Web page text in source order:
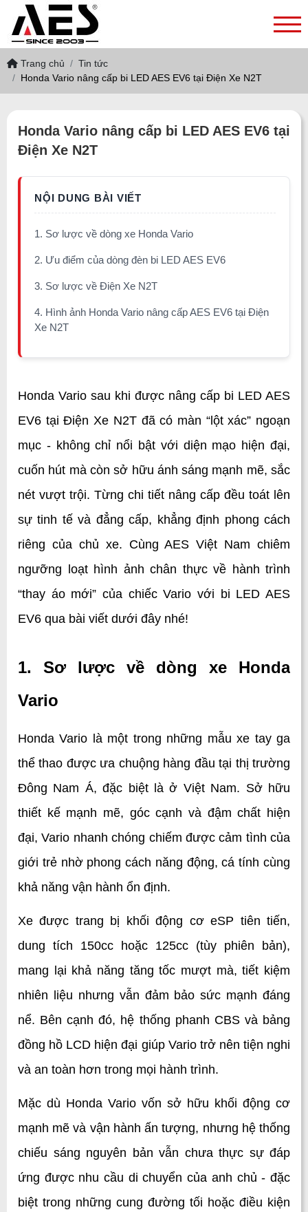
Trang chủ
Tin tức
Honda Vario nâng cấp bi LED AES EV6 tại Điện Xe N2T
Honda Vario nâng cấp bi LED AES EV6 tại
Điện Xe N2T
1. Sơ lược về dòng xe Honda Vario
2. Ưu điểm của dòng đèn bi LED AES EV6
3. Sơ lược về Điện Xe N2T
4. Hình ảnh Honda Vario nâng cấp AES EV6 tại Điện
Xe N2T
Honda Vario sau khi được nâng cấp bi LED AES
EV6 tại Điện Xe N2T đã có màn “lột xác” ngoạn
mục - không chỉ nổi bật với diện mạo hiện đại,
cuốn hút mà còn sở hữu ánh sáng mạnh mẽ, sắc
nét vượt trội. Từng chi tiết nâng cấp đều toát lên
sự tinh tế và đẳng cấp, khẳng định phong cách
riêng của chủ xe. Cùng AES Việt Nam chiêm
ngưỡng loạt hình ảnh chân thực về hành trình
“thay áo mới” của chiếc Vario với bi LED AES
EV6 qua bài viết dưới đây nhé!
1. Sơ lược về dòng xe Honda
Vario
Honda Vario là một trong những mẫu xe tay ga
thể thao được ưa chuộng hàng đầu tại thị trường
Đông Nam Á, đặc biệt là ở Việt Nam. Sở hữu
thiết kế mạnh mẽ, góc cạnh và đậm chất hiện
đại, Vario nhanh chóng chiếm được cảm tình của
giới trẻ nhờ phong cách năng động, cá tính cùng
khả năng vận hành ổn định.
Xe được trang bị khối động cơ eSP tiên tiến,
dung tích 150cc hoặc 125cc (tùy phiên bản),
mang lại khả năng tăng tốc mượt mà, tiết kiệm
nhiên liệu nhưng vẫn đảm bảo sức mạnh đáng
nể. Bên cạnh đó, hệ thống phanh CBS và bảng
đồng hồ LCD hiện đại giúp Vario trở nên tiện nghi
và an toàn hơn trong mọi hành trình.
Mặc dù Honda Vario vốn sở hữu khối động cơ
mạnh mẽ và vận hành ấn tượng, nhưng hệ thống
chiếu sáng nguyên bản vẫn chưa thực sự đáp
ứng được nhu cầu di chuyển của anh chủ - đặc
biệt trong những cung đường tối hoặc điều kiện